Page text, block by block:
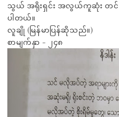
သွယ် အရိုးရှင်း အလွယ်ကူဆုံး တင်ပ
ပါတယ်။
လူချို (မြန်မာပြန်ဆိုသည်။)
စာမျက်နှာ - ၂၄၈